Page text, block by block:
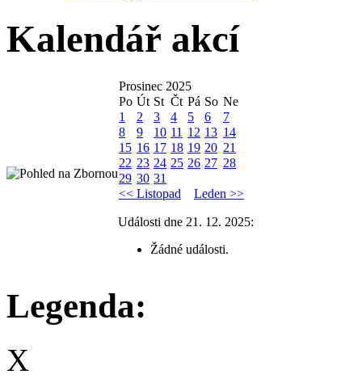
Kalendář akcí
Prosinec 2025
Po Út St Čt Pá So Ne
1
2 3 4 5 6
7
8
9 10 11 12 13 14
15 16 17 18 19 20 21
22 23 24 25 26 27 28
29 30 31
<< Listopad
Leden >>
Události dne 21. 12. 2025:
Žádné události.
Legenda:
X